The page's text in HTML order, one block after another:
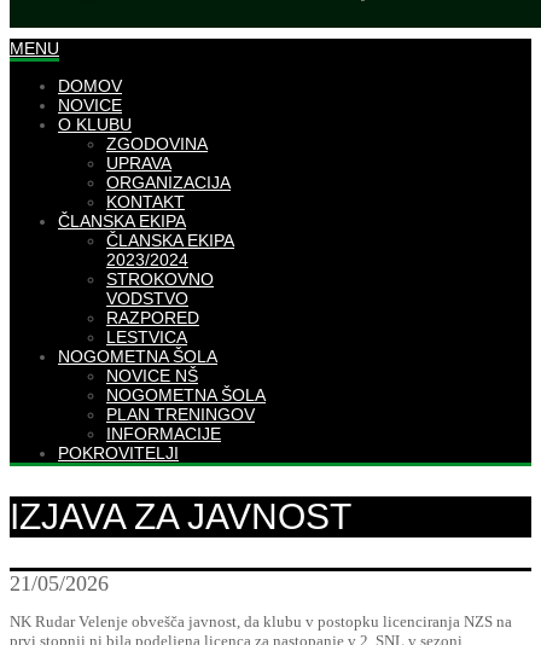
MENU
DOMOV
NOVICE
O KLUBU
ZGODOVINA
UPRAVA
ORGANIZACIJA
KONTAKT
ČLANSKA EKIPA
ČLANSKA EKIPA
2023/2024
STROKOVNO
VODSTVO
RAZPORED
LESTVICA
NOGOMETNA ŠOLA
NOVICE NŠ
NOGOMETNA ŠOLA
PLAN TRENINGOV
INFORMACIJE
POKROVITELJI
IZJAVA ZA JAVNOST
21/05/2026
NK Rudar Velenje obvešča javnost, da klubu v postopku licenciranja NZS na
prvi stopnji ni bila podeljena licenca za nastopanje v 2. SNL v sezoni